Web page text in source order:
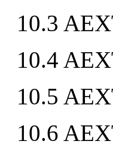
10.3
10.4
10.5
10.6